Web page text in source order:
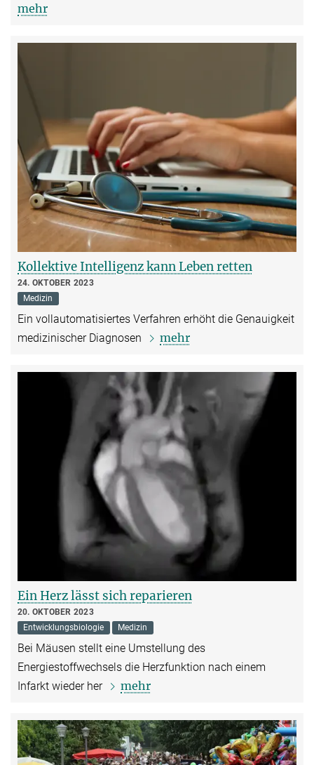
mehr
Kollektive Intelligenz kann Leben retten
24. OKTOBER 2023
Medizin
Ein vollautomatisiertes Verfahren erhöht die Genauigkeit
medizinischer Diagnosen
mehr
Ein Herz lässt sich reparieren
20. OKTOBER 2023
Entwicklungsbiologie
Medizin
Bei Mäusen stellt eine Umstellung des
Energiestoffwechsels die Herzfunktion nach einem
Infarkt wieder her
mehr